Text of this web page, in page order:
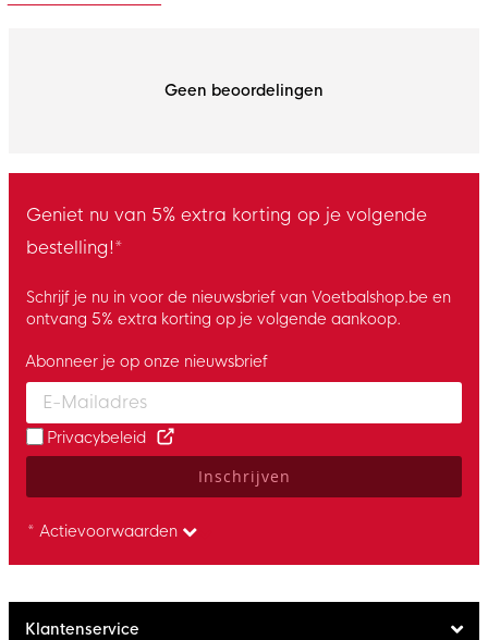
Geen beoordelingen
Geniet nu van 5% extra korting op je volgende
bestelling!*
Schrijf je nu in voor de nieuwsbrief van Voetbalshop.be en
ontvang 5% extra korting op je volgende aankoop.
Enter your email and accept the privacy policy to subscribe to
Abonneer je op onze nieuwsbrief
Privacybeleid
Inschrijven
* Actievoorwaarden
Klantenservice